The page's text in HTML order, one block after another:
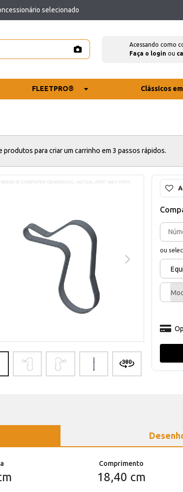
selecionado
Acessando como
Faça o login ou
FLEETPRO® Clássicos
produtos para criar um carrinho em 3 passos rápidos.
ou
Comprimento
18,40 cm